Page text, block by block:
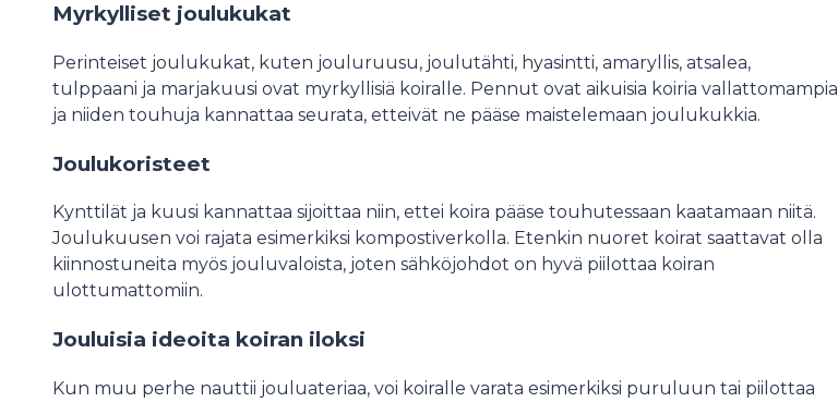
Myrkylliset joulukukat
Perinteiset joulukukat, kuten jouluruusu, joulutähti, hyasintti, amaryllis, atsalea,
tulppaani ja marjakuusi ovat myrkyllisiä koiralle. Pennut ovat aikuisia koiria vallattomampia
ja niiden touhuja kannattaa seurata, etteivät ne pääse maistelemaan joulukukkia.
Joulukoristeet
Kynttilät ja kuusi kannattaa sijoittaa niin, ettei koira pääse touhutessaan kaatamaan niitä.
Joulukuusen voi rajata esimerkiksi kompostiverkolla. Etenkin nuoret koirat saattavat olla
kiinnostuneita myös jouluvaloista, joten sähköjohdot on hyvä piilottaa koiran
ulottumattomiin.
Jouluisia ideoita koiran iloksi
Kun muu perhe nauttii jouluateriaa, voi koiralle varata esimerkiksi puruluun tai piilottaa